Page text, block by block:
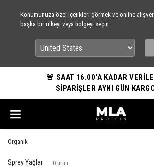
Konumunuza özel içerikleri görmek ve online
başka bir ülkeyi veya bölgeyi seçin.
🚨 SAAT 16.00'A KADAR
SİPARİŞLER AYNI GÜN
Organik
Sprey Yağlar 0 ürün